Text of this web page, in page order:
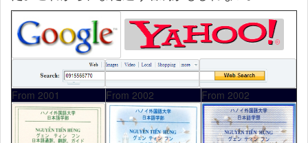
From 2001 From 2002 From 2002